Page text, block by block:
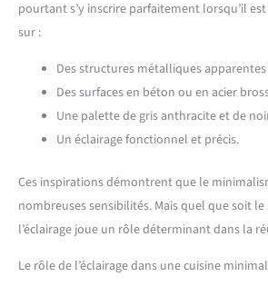
pourtant s’y inscrire parfaitement lorsqu’il
sur :
Des structures métalliques
Des surfaces en béton ou en acier
Une palette de gris anthracite et de
Un éclairage fonctionnel et précis.
Ces inspirations démontrent que le
nombreuses sensibilités. Mais quel que soit
l’éclairage joue un rôle déterminant dans la
Le rôle de l’éclairage dans une cuisine